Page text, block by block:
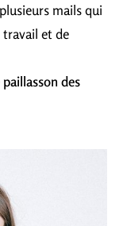
mails qui
et de
paillasson des